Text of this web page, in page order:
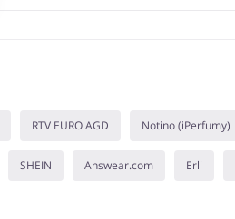
RTV EURO AGD Notino (iPerfumy)
SHEIN Answear.com Erli